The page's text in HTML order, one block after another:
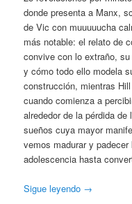
donde presenta a Manx,
de Vic con muuuuucha
más notable: el relato de
convive con lo extraño,
y cómo todo ello modela
construcción, mientras
cuando comienza a
alrededor de la pérdida
sueños cuya mayor
vemos madurar y
adolescencia hasta
Sigue leyendo →